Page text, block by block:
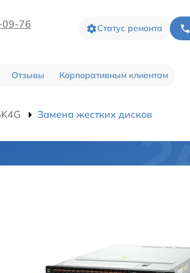
09-76 Статус ремонта
Отзывы Корпоративным клиентам
Замена жестких дисков